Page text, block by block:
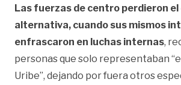
Las fuerzas de centro perdieron el
alternativa, cuando sus mismos
enfrascaron en luchas internas,
personas que solo representaban
Uribe”, dejando por fuera otros